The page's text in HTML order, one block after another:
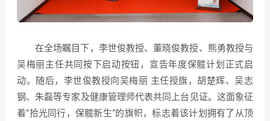
在全场瞩目下，李世俊教授、董晓俊教授、熊勇教授与
吴梅丽主任共同按下启动按钮，宣告年度保髋计划正式启
动。随后，李世俊教授向吴梅丽 主任授旗，胡楚辉、吴志
钢、朱磊等专家及健康管理师代表共同上台见证。这面象征
着“拾光同行，保髋新生”的旗帜，标志着该计划拥有了从顶